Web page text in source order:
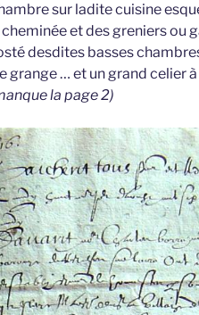
sur ladite cuisine
et des greniers ou
desdites basses
grange … et un grand celier
la page 2)